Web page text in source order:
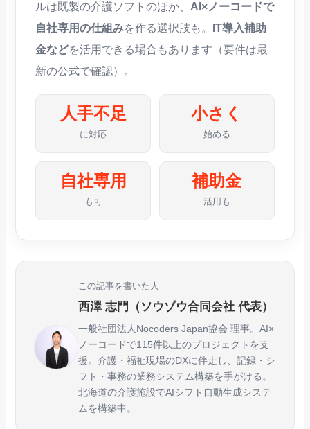
ルは既製の介護ソフトのほか、AI×ノーコードで
自社専用の仕組みを作る選択肢も。
IT導入補助
金などを活用できる場合もあります（要件は最
新の公式で確認）。
人手不足
に対応
小さく
始める
自社専用
も可
補助金
活用も
この記事を書いた人
西澤 志門（ソウゾウ合同会社 代表）
一般社団法人Nocoders Japan協会 理事。AI×
ノーコードで115件以上のプロジェクトを支
援。介護・福祉現場のDXに伴走し、記録・シ
フト・事務の業務システム構築を手がける。
北海道の介護施設でAIシフト自動生成システ
ムを構築中。